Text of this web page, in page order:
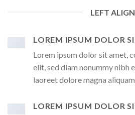
LEFT ALIGN
LOREM IPSUM DOLOR
Lorem ipsum dolor sit amet,
elit, sed diam nonummy nibh
laoreet dolore magna
LOREM IPSUM DOLOR